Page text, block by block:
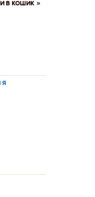
В КОШИК